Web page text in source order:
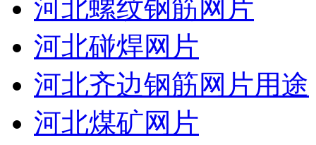
河北螺纹钢筋网片
河北碰焊网片
河北齐边钢筋网片用途
河北煤矿网片